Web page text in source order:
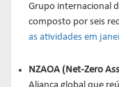
Grupo internacional
composto por seis
as atividades em
NZAOA (Net-Zero